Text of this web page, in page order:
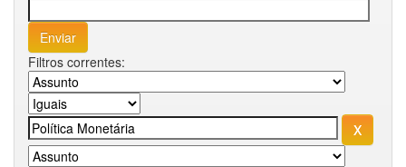
Filtros correntes: